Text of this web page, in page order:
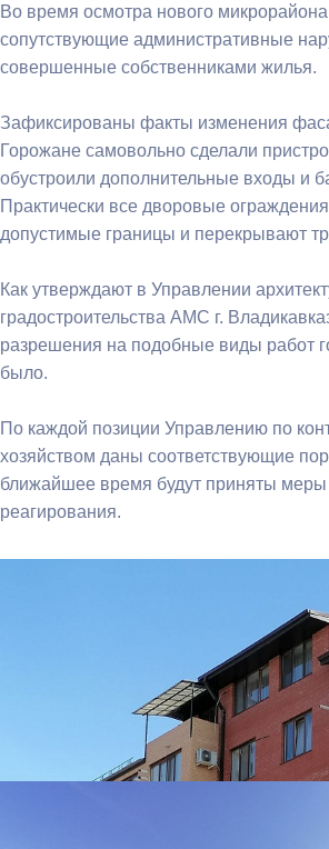
Во время осмотра нового
сопутствующие административные
совершенные собственниками жилья.
Зафиксированы факты изменения
Горожане самовольно сделали
обустроили дополнительные входы и
Практически все дворовые
допустимые границы и перекрывают
Как утверждают в Управлении
градостроительства АМС г.
разрешения на подобные виды работ
было.
По каждой позиции Управлению по
хозяйством даны соответствующие
ближайшее время будут приняты меры
реагирования.